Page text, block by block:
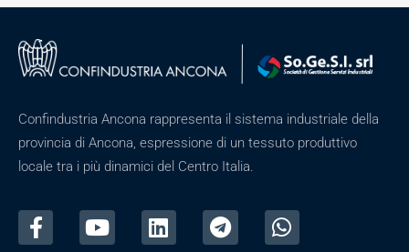
Confindustria Ancona rappresenta il sistema industriale della
provincia di Ancona, espressione di un tessuto produttivo
locale tra i più dinamici del Centro Italia.